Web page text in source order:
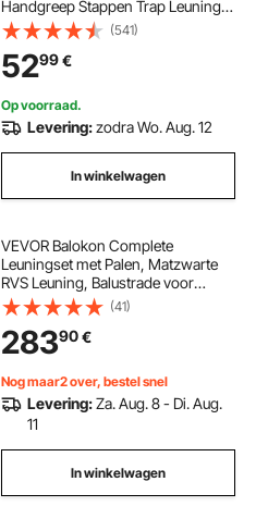
Handgreep Stappen Trap Leuning
Windtrap Leuning Smeedijzeren
Leuning Het is zeer geschikt voor
gebruik in woongebouwen/tuinen
en hotels
(541)
5299€
Op voorraad.
Levering:zodra Wo. Aug. 12
In winkelwagen
VEVOR Balokon Complete
Leuningset met Palen, Matzwarte
RVS Leuning, Balustrade voor
Buiten-/Binnentrappen, met
Horizontale Gaten voor Trappen,
Terrassen, Balkons,
50x25x1981mm
(41)
28390€
Nog maar2 over, bestel snel
Levering:Za. Aug. 8 - Di. Aug.
11
In winkelwagen